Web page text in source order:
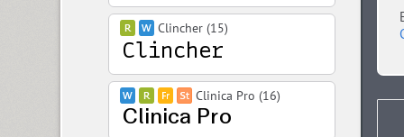
Clincher (15)
Clinica Pro (16)